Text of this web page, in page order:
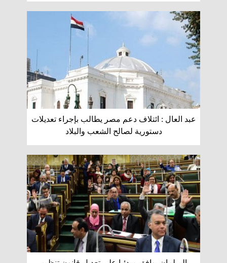
عبد العال : ائتلاف دعم مصر يطالب بإجراء تعديلات
دستورية لصالح الشعب والبلاد